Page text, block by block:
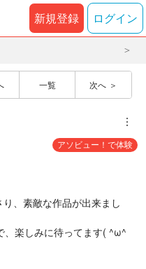
新規登録 ログイン
一覧 次へ
︙
アソビュー！で体験
、素敵な作品が出来まし
、楽しみに待ってます( ^ω^